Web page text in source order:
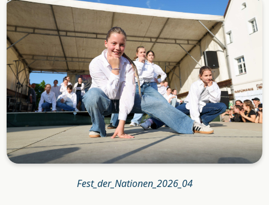
Fest_der_Nationen_2026_04